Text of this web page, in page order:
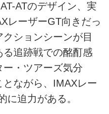
ATのデザイン、実
レーザーGT向きだっ
ションシーンが目
追跡戦での酩酊感
・ツアーズ気分
ながら、IMAXレー
に迫力がある。